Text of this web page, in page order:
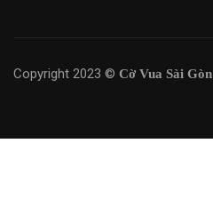
Copyright 2023 © Cờ Vua Sài Gòn